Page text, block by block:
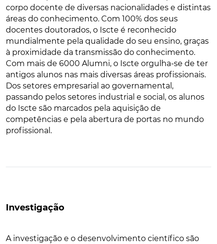
corpo docente de diversas nacionalidades e distintas
áreas do conhecimento. Com 100% dos seus
docentes doutorados, o Iscte é reconhecido
mundialmente pela qualidade do seu ensino, graças
à proximidade da transmissão do conhecimento.
Com mais de 6000 Alumni, o Iscte orgulha-se de ter
antigos alunos nas mais diversas áreas profissionais.
Dos setores empresarial ao governamental,
passando pelos setores industrial e social, os alunos
do Iscte são marcados pela aquisição de
competências e pela abertura de portas no mundo
profissional.
Investigação
A investigação e o desenvolvimento científico são